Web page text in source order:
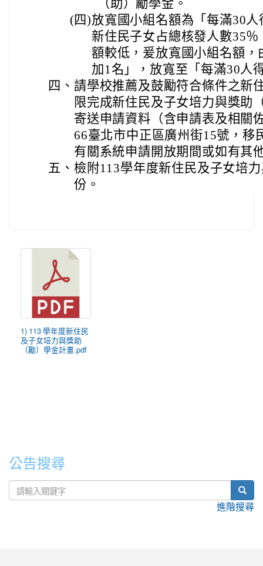
（助）勵學金。
(四)放寬國小組名額為「每滿30
新住民子女占總核發人數35
額較低，爰放寬國小組名額
加1名」，放寬至「每滿30人
四、 請學校推薦及鼓勵符合條件之新
限完成新住民及子女培力與獎助
寄送申請資料（含申請表及相關
66臺北市中正區廣州街15號，移
有關系統申請開放期間或如有其
五、 檢附113學年度新住民及子女培
份。
1) 113 學年度新住民
及子女培力與獎助
（勵）學金計畫.pdf
公告搜尋
進階搜尋